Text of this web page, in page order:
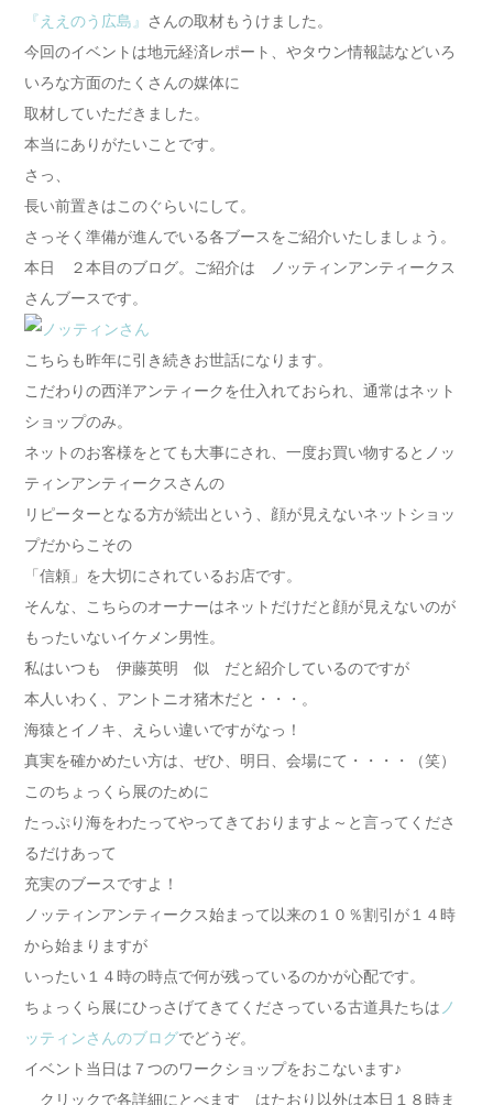
『ええのう広島』
さんの取材もうけました。
今回のイベントは地元経済レポート、やタウン情報誌などいろ
いろな方面のたくさんの媒体に
取材していただきました。
本当にありがたいことです。
さっ、
長い前置きはこのぐらいにして。
さっそく準備が進んでいる各ブースをご紹介いたしましょう。
本日 ２本目のブログ。ご紹介は ノッティンアンティークス
さんブースです。
こちらも昨年に引き続きお世話になります。
こだわりの西洋アンティークを仕入れておられ、通常はネット
ショップのみ。
ネットのお客様をとても大事にされ、一度お買い物するとノッ
ティンアンティークスさんの
リピーターとなる方が続出という、顔が見えないネットショッ
プだからこその
「信頼」を大切にされているお店です。
そんな、こちらのオーナーはネットだけだと顔が見えないのが
もったいないイケメン男性。
私はいつも 伊藤英明 似 だと紹介しているのですが
本人いわく、アントニオ猪木だと・・・。
海猿とイノキ、えらい違いですがなっ！
真実を確かめたい方は、ぜひ、明日、会場にて・・・・（笑）
このちょっくら展のために
たっぷり海をわたってやってきておりますよ～と言ってくださ
るだけあって
充実のブースですよ！
ノッティンアンティークス始まって以来の１０％割引が１４時
から始まりますが
いったい１４時の時点で何が残っているのかが心配です。
ちょっくら展にひっさげてきてくださっている古道具たちは ノ
ッティンさんのブログでどうぞ。
イベント当日は７つのワークショップをおこないます♪
クリックで各詳細にとべます はたおり以外は本日１８時ま